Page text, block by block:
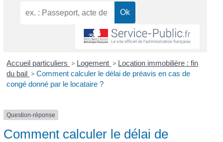
Accueil particuliers > Logement > Location immobilière : fin
du bail > Comment calculer le délai de préavis en cas de
congé donné par le locataire ?
Question-réponse
Comment calculer le délai de